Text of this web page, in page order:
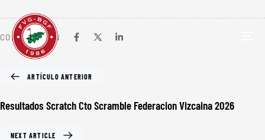
COMPARTIR EN
ARTÍCULO ANTERIOR
Resultados Scratch Cto Scramble Federacion Vizcaina 2026
NEXT ARTICLE